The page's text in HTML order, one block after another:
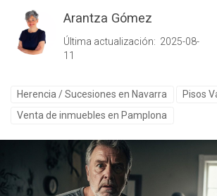
Arantza Gómez
Última actualización: 2025-08-
11
Herencia / Sucesiones en Navarra
Pisos
Venta de inmuebles en Pamplona